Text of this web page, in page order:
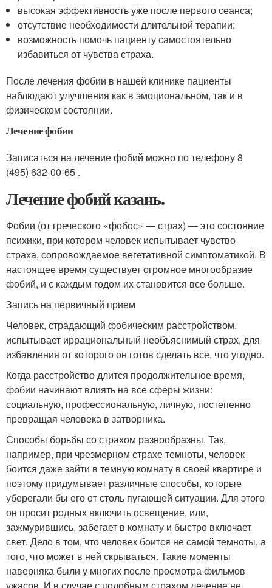
высокая эффективность уже после первого сеанса;
отсутствие необходимости длительной терапии;
возможность помочь пациенту самостоятельно
избавиться от чувства страха.
После лечения фобии в нашей клинике пациенты
наблюдают улучшения как в эмоциональном, так и в
физическом состоянии.
Лечение фобии
Записаться на лечение фобий можно по телефону 8
(495) 632-00-65 .
Лечение фобий казань.
Фобии (от греческого «фобос» — страх) — это состояние
психики, при котором человек испытывает чувство
страха, сопровождаемое вегетативной симптоматикой. В
настоящее время существует огромное многообразие
фобий, и с каждым годом их становится все больше.
Запись на первичный прием
Человек, страдающий фобическим расстройством,
испытывает иррациональный необъяснимый страх, для
избавления от которого он готов сделать все, что угодно.
Когда расстройство длится продолжительное время,
фобии начинают влиять на все сферы жизни:
социальную, профессиональную, личную, постепенно
превращая человека в затворника.
Способы борьбы со страхом разнообразны. Так,
например, при чрезмерном страхе темноты, человек
боится даже зайти в темную комнату в своей квартире и
поэтому придумывает различные способы, которые
уберегали бы его от столь пугающей ситуации. Для этого
он просит родных включить освещение, или,
зажмурившись, забегает в комнату и быстро включает
свет. Дело в том, что человек боится не самой темноты, а
того, что может в ней скрываться. Такие моменты
наверняка были у многих после просмотра фильмов